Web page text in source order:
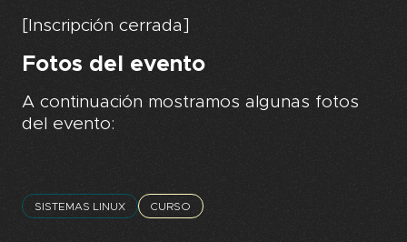
[Inscripción cerrada]
Fotos del evento
A continuación mostramos algunas fotos
del evento:
SISTEMAS LINUX CURSO